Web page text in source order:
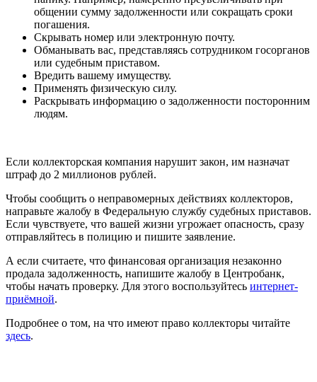
общении сумму задолженности или сокращать сроки
погашения.
Скрывать номер или электронную почту.
Обманывать вас, представляясь сотрудником госорганов
или судебным приставом.
Вредить вашему имуществу.
Применять физическую силу.
Раскрывать информацию о задолженности посторонним
людям.
Если коллекторская компания нарушит закон, им назначат
штраф до 2 миллионов рублей.
Чтобы сообщить о неправомерных действиях коллекторов,
направьте жалобу в Федеральную службу судебных приставов.
Если чувствуете, что вашей жизни угрожает опасность, сразу
отправляйтесь в полицию и пишите заявление.
А если считаете, что финансовая организация незаконно
продала задолженность, напишите жалобу в Центробанк,
чтобы начать проверку. Для этого воспользуйтесь интернет-
приёмной.
Подробнее о том, на что имеют право коллекторы читайте
здесь.